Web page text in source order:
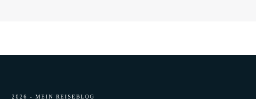
2026 - MEIN REISEBLOG